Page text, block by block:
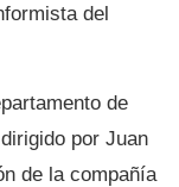
del
de
por Juan
de la compañía